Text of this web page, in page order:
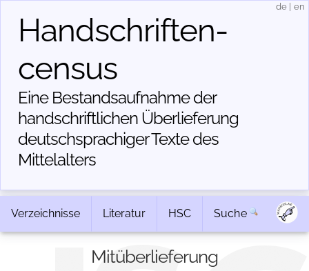
Handschriften­
census
Eine Bestandsaufnahme der
handschriftlichen Über­lieferung
deutschsprachiger Texte des
Mittelalters
de en
Verzeichnisse Literatur HSC Suche
Mitüberlieferung